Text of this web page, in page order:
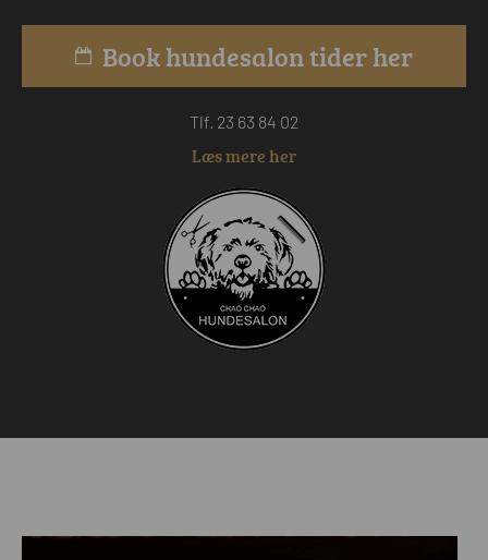
Book hundesalon tider her
Tlf. 23 63 84 02
Læs mere her